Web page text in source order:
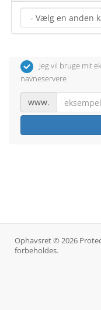
Jeg vil bruge mit
navneservere
www.
Ophavsret © 2026
forbeholdes.